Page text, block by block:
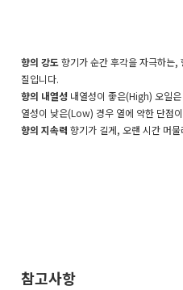
향의 강도향기가 순간 후각을 자극하는,
질입니다.
향의 내열성 내열성이 좋은(High) 오일
열성이 낮은(Low) 경우 열에 약한 단점
향의 지속력 향기가 길게, 오랜 시간 머
참고사항